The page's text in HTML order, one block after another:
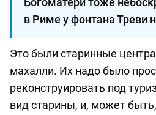
в Риме у фонтана Треви
Это были старинные
махалли. Их надо было
реконструировать под
вид старины, и, может